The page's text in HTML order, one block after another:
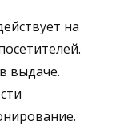
на
выдаче.